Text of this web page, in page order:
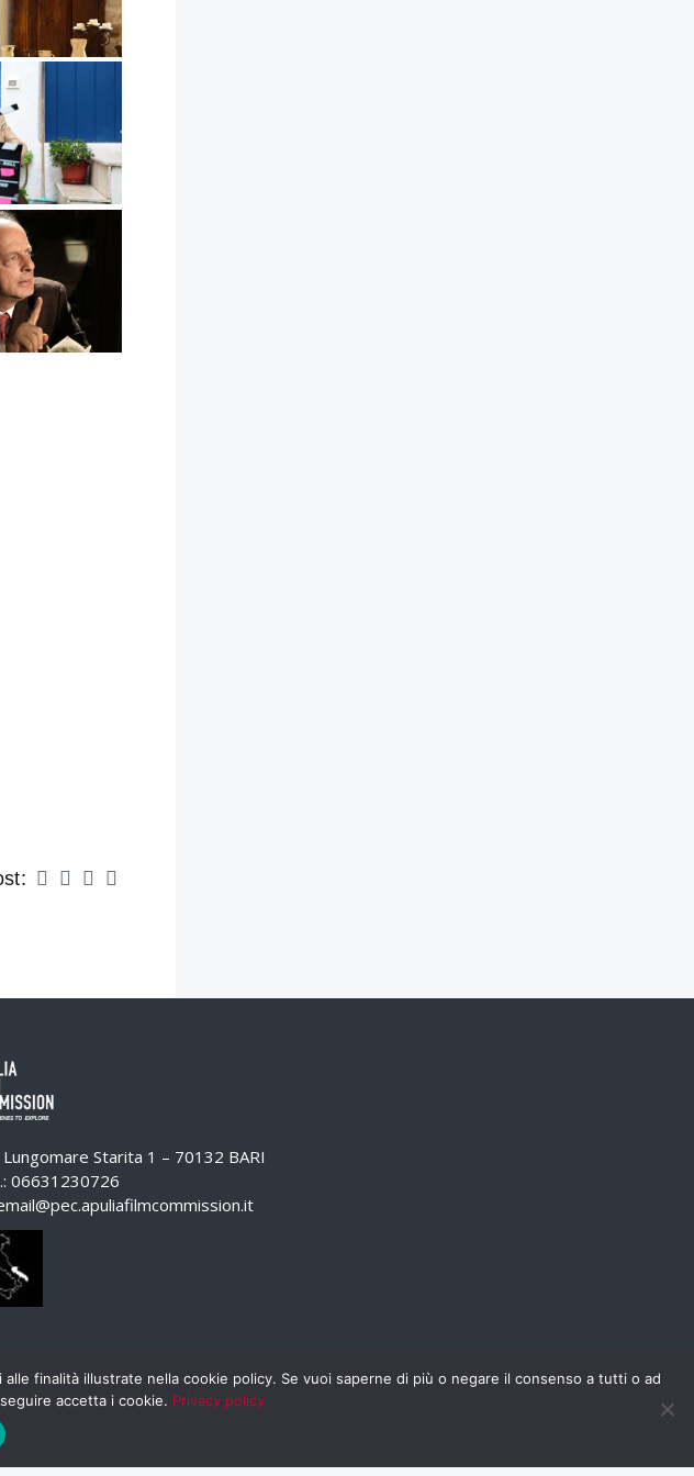
Starita 1 – 70132 BARI
06631230726
finalità illustrate nella cookie policy. Se vuoi saperne di più o negare il consenso a tutti o ad
accetta i cookie. Privacy policy